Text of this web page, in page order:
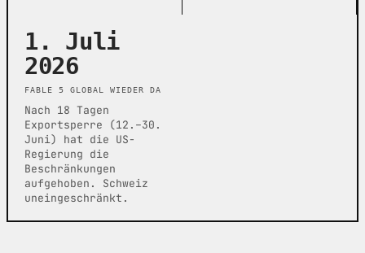
1. Juli
2026
FABLE 5 GLOBAL WIEDER DA
Nach 18 Tagen
Exportsperre (12.–30.
Juni) hat die US-
Regierung die
Beschränkungen
aufgehoben. Schweiz
uneingeschränkt.